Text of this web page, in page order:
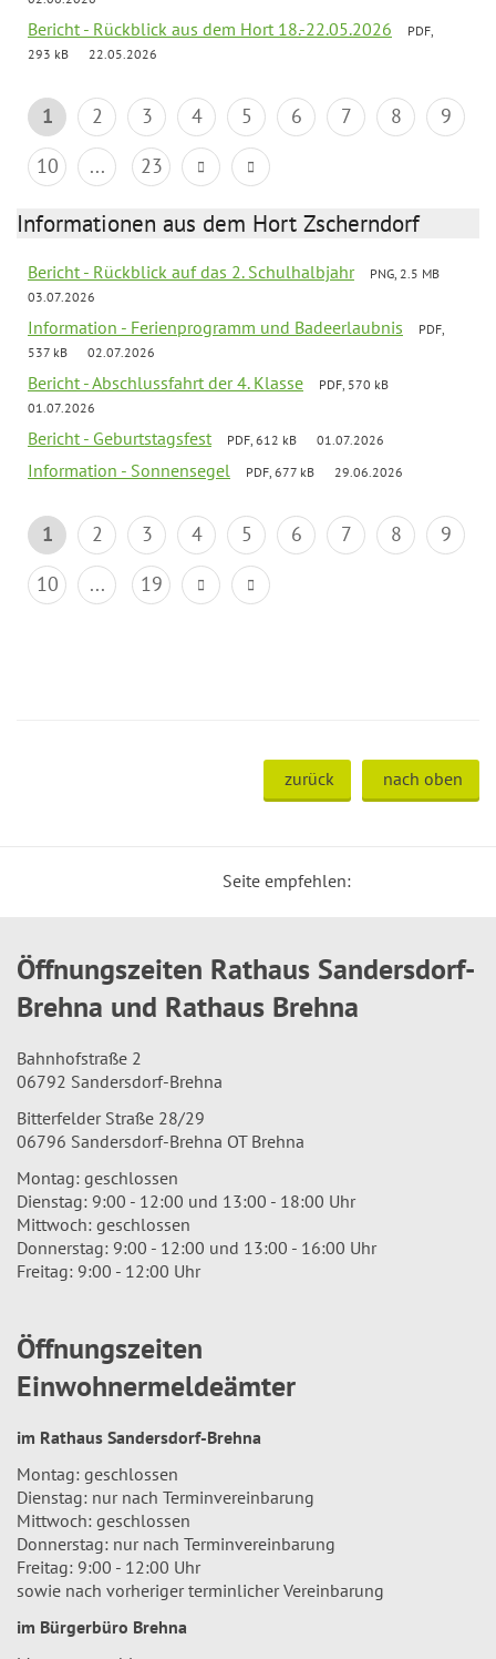
Bericht - Rückblick aus dem Hort 18.-22.05.2026
PDF,
293 kB
22.05.2026
1 2 3 4 5 6 7 8
9
10
... 23
Informationen aus dem Hort Zscherndorf
Bericht - Rückblick auf das 2. Schulhalbjahr
PNG, 2.5 MB
03.07.2026
Information - Ferienprogramm und Badeerlaubnis
PDF,
537 kB
02.07.2026
Bericht - Abschlussfahrt der 4. Klasse
PDF, 570 kB
01.07.2026
Bericht - Geburtstagsfest PDF, 612 kB 01.07.2026
Information - Sonnensegel PDF, 677 kB 29.06.2026
1 2 3 4 5 6 7 8
9
10
... 19
zurück nach oben
Seite empfehlen:
Öffnungszeiten Rathaus Sandersdorf-
Brehna und Rathaus Brehna
Bahnhofstraße 2
06792 Sandersdorf-Brehna
Bitterfelder Straße 28/29
06796 Sandersdorf-Brehna OT Brehna
Montag: geschlossen
Dienstag: 9:00 - 12:00 und 13:00 - 18:00 Uhr
Mittwoch: geschlossen
Donnerstag: 9:00 - 12:00 und 13:00 - 16:00 Uhr
Freitag: 9:00 - 12:00 Uhr
Öffnungszeiten
Einwohnermeldeämter
im Rathaus Sandersdorf-Brehna
Montag: geschlossen
Dienstag: nur nach Terminvereinbarung
Mittwoch: geschlossen
Donnerstag: nur nach Terminvereinbarung
Freitag: 9:00 - 12:00 Uhr
sowie nach vorheriger terminlicher Vereinbarung
im Bürgerbüro Brehna